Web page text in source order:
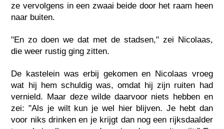
ze vervolgens in een zwaai beide door het raam heen
naar buiten.
"En zo doen we dat met de stadsen," zei Nicolaas,
die weer rustig ging zitten.
De kastelein was erbij gekomen en Nicolaas vroeg
wat hij hem schuldig was, omdat hij zijn ruiten had
vernield. Maar deze wilde daarvoor niets hebben en
zei: "Als je wilt kun je wel hier blijven. Je hebt dan
voor niks drinken en je krijgt dan nog een rijksdaalder